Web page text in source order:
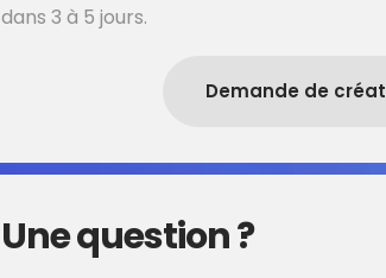
dans 3 à 5 jours.
Demande de
Une question ?